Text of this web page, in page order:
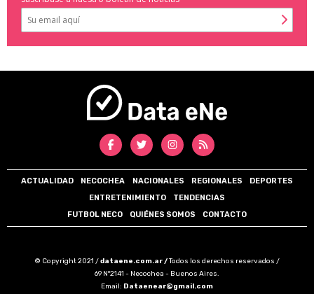
ACTUALIDAD NECOCHEA NACIONALES REGIONALES
DEPORTES
ENTRETENIMIENTO
TENDENCIAS
FUTBOL NECO
QUIÉNES SOMOS CONTACTO
© Copyright 2021 /dataene.com.ar /Todos los derechos reservados /
69 N°2141 - Necochea - Buenos Aires.
Email: Dataenear@gmail.com